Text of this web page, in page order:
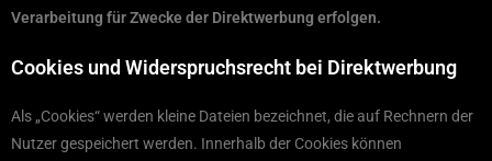
Verarbeitung für Zwecke der Direktwerbung erfolgen.
Cookies und Widerspruchsrecht bei Direktwerbung
Als „Cookies“ werden kleine Dateien bezeichnet, die auf Rechnern der
Nutzer gespeichert werden. Innerhalb der Cookies können